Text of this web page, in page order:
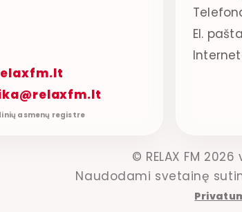
asmenų registre
El.
© RELAX FM
Naudodami svetainę